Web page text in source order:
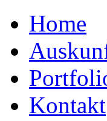
Home
Kontakt